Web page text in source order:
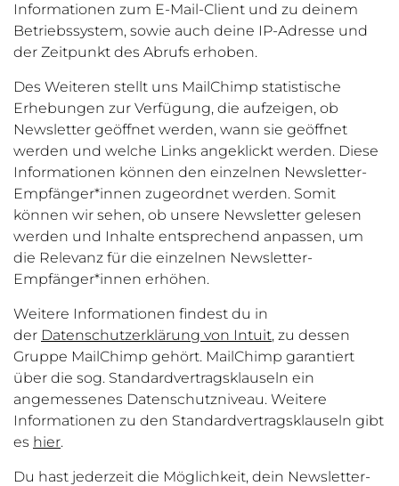
Informationen zum E-Mail-Client und zu deinem
Betriebssystem, sowie auch deine IP-Adresse und
der Zeitpunkt des Abrufs erhoben.
Des Weiteren stellt uns MailChimp statistische
Erhebungen zur Verfügung, die aufzeigen, ob
Newsletter geöffnet werden, wann sie geöffnet
werden und welche Links angeklickt werden. Diese
Informationen können den einzelnen Newsletter-
Empfänger*innen zugeordnet werden. Somit
können wir sehen, ob unsere Newsletter gelesen
werden und Inhalte entsprechend anpassen, um
die Relevanz für die einzelnen Newsletter-
Empfänger*innen erhöhen.
Weitere Informationen findest du in
der Datenschutzerklärung von Intuit, zu dessen
Gruppe MailChimp gehört. MailChimp garantiert
über die sog. Standardvertragsklauseln ein
angemessenes Datenschutzniveau. Weitere
Informationen zu den Standardvertragsklauseln gibt
es hier.
Du hast jederzeit die Möglichkeit, dein Newsletter-